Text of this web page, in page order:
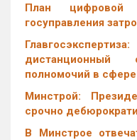
План цифровой
госуправления
полномочий в
Минстрой:
срочно
В Минстрое